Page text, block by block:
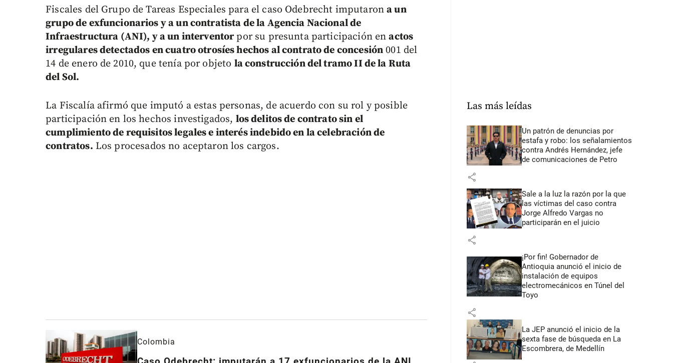
Fiscales del Grupo de Tareas Especiales para el caso Odebrecht imputarona un
grupo de exfuncionarios y a un contratista de la Agencia Nacional de
Infraestructura (ANI), y a un interventorpor su presunta participación enactos
irregulares detectados en cuatro otrosíes hechos al contrato de concesión 001 del
14 de enero de 2010, que tenía por objeto la construcción del tramo II de la Ruta
del Sol.
La Fiscalía afirmó que imputó a estas personas, de acuerdo con su rol y posible
participación en los hechos investigados, los delitos de contrato sin el
cumplimiento de requisitos legales e interés indebido en la celebración de
contratos. Los procesados no aceptaron los cargos.
Colombia
Las más leídas
Un patrón de denuncias por
estafa y robo: los señalamientos
contra Andrés Hernández, jefe
de comunicaciones de Petro
share
Sale a la luz la razón por la que
las víctimas del caso contra
Jorge Alfredo Vargas no
participarán en el juicio
share
¡Por fin! Gobernador de
Antioquia anunció el inicio de
instalación de equipos
electromecánicos en Túnel del
Toyo
share
La JEP anunció el inicio de la
sexta fase de búsqueda en La
Escombrera, de Medellín